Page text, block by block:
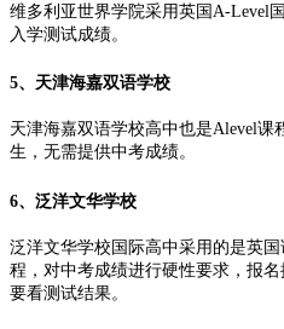
维多利亚世界学院采用英国A-Level
入学测试成绩。
5、天津海嘉双语学校
天津海嘉双语学校高中也是Alevel课
生，无需提供中考成绩。
6、泛洋文华学校
泛洋文华学校国际高中采用的是英
程，对中考成绩进行硬性要求，报
要看测试结果。